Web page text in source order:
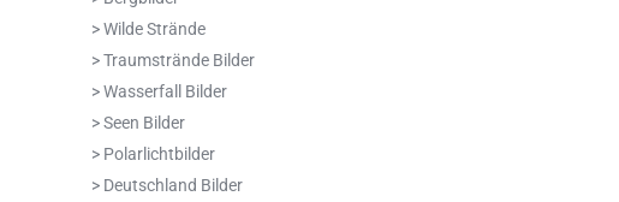
> Wilde Strände
> Traumstrände Bilder
> Wasserfall Bilder
> Seen Bilder
> Polarlichtbilder
> Deutschland Bilder